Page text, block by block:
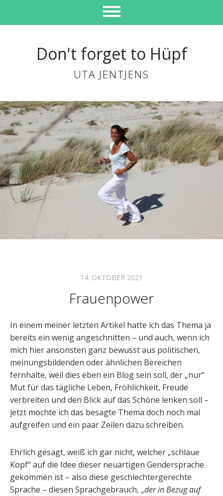
Don't forget to Hüpf
UTA JENTJENS
14. OKTOBER 2021
Frauenpower
In einem meiner letzten Artikel hatte ich das Thema ja
bereits ein wenig angeschnitten – und auch, wenn ich
mich hier ansonsten ganz bewusst aus politischen,
meinungsbildenden oder ähnlichen Bereichen
fernhalte, weil dies eben ein Blog sein soll, der „nur“
Mut für das tägliche Leben, Fröhlichkeit, Freude
verbreiten und den Blick auf das Schöne lenken soll –
jetzt möchte ich das besagte Thema doch noch mal
aufgreifen und ein paar Zeilen dazu schreiben.
Ehrlich gesagt, weiß ich gar nicht, welcher „schlaue
Kopf“ auf die Idee dieser neuartigen Gendersprache
gekommen ist – also diese geschlechtergerechte
Sprache – diesen Sprachgebrauch, „der in Bezug auf